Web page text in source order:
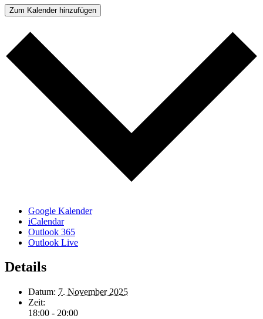
Zum Kalender hinzufügen
Google Kalender
iCalendar
Outlook 365
Outlook Live
Details
Datum: 7. November 2025
Zeit:
18:00 - 20:00